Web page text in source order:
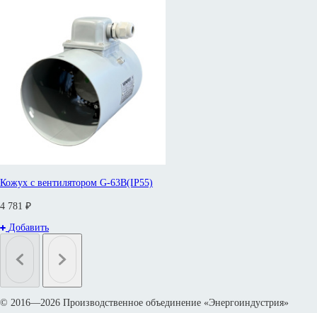
Кожух с вентилятором G-63B(IP55)
4 781 ₽
Добавить
© 2016—2026 Производственное объединение «Энергоиндустрия»